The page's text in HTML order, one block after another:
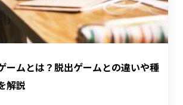
ームとは？脱出ゲームとの違いや種
解説